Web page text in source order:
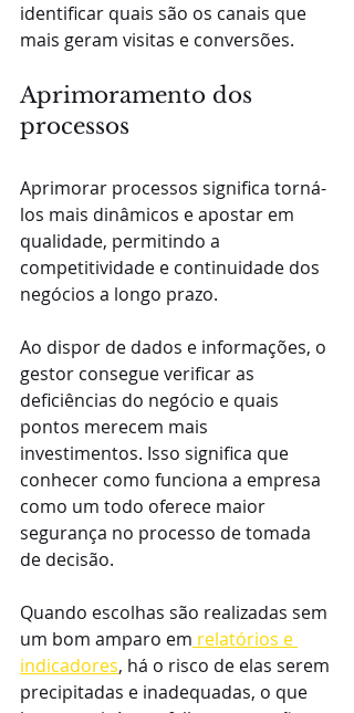
identificar quais são os canais que
mais geram visitas e conversões.
Aprimoramento dos
processos
Aprimorar processos significa torná-
los mais dinâmicos e apostar em
qualidade, permitindo a
competitividade e continuidade dos
negócios a longo prazo.
Ao dispor de dados e informações, o
gestor consegue verificar as
deficiências do negócio e quais
pontos merecem mais
investimentos. Isso significa que
conhecer como funciona a empresa
como um todo oferece maior
segurança no processo de tomada
de decisão.
Quando escolhas são realizadas sem
um bom amparo em relatórios e
indicadores, há o risco de elas serem
precipitadas e inadequadas, o que